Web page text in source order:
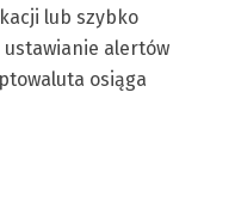
lub szybko
alertów
osiąga